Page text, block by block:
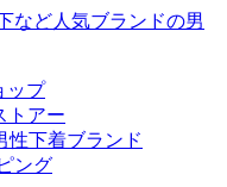
ップ
トアー
性下着ブランド
ング